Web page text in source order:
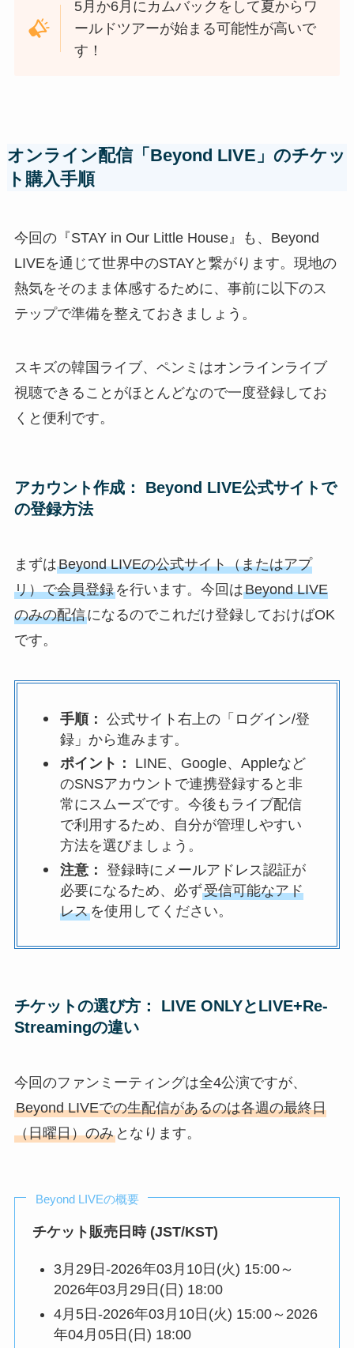
5月か6月にカムバックをして夏からワ
ールドツアーが始まる可能性が高いで
す！
オンライン配信「Beyond LIVE」のチケッ
ト購入手順
今回の『STAY in Our Little House』も、Beyond
LIVEを通じて世界中のSTAYと繋がります。現地の
熱気をそのまま体感するために、事前に以下のス
テップで準備を整えておきましょう。
スキズの韓国ライブ、ペンミはオンラインライブ
視聴できることがほとんどなので一度登録してお
くと便利です。
アカウント作成： Beyond LIVE公式サイトで
の登録方法
まずはBeyond LIVEの公式サイト（またはアプ
リ）で会員登録を行います。今回はBeyond LIVE
のみの配信になるのでこれだけ登録しておけばOK
です。
手順： 公式サイト右上の「ログイン/登
録」から進みます。
ポイント：
LINE、Google、Appleなど
のSNSアカウントで連携登録すると非
常にスムーズです。今後もライブ配信
で利用するため、自分が管理しやすい
方法を選びましょう。
注意： 登録時にメールアドレス認証が
必要になるため、必ず受信可能なアド
レスを使用してください。
チケットの選び方： LIVE ONLYとLIVE+Re-
Streamingの違い
今回のファンミーティングは全4公演ですが、
Beyond LIVEでの生配信があるのは各週の最終日
（日曜日）のみとなります。
Beyond LIVEの概要
チケット販売日時 (JST/KST)
3月29日‐2026年03月10日(火) 15:00～
2026年03月29日(日) 18:00
4月5日‐2026年03月10日(火) 15:00～2026
年04月05日(日) 18:00